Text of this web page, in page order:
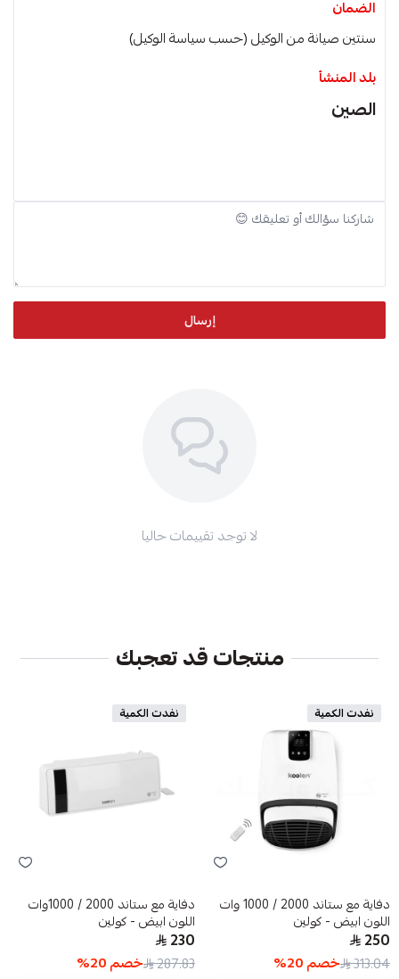
الضمان
سنتين صيانة من الوكيل (حسب سياسة الوكيل)
بلد المنشأ
الصين
إرسال
لا توجد تقييمات حاليا
منتجات قد تعجبك
نفدت الكمية
دفاية مع ستاند 2000 / 1000 وات
اللون ابيض - كولين
250
313.04 خصم20
%
نفدت الكمية
دفاية مع ستاند 2000 / 1000وات
اللون ابيض - كولين
230
287.83 خصم20
%